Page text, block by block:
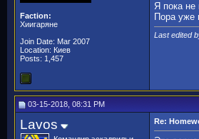
Faction:
Хиигаряне
Join Date: Mar 2007
Location: Киев
Posts: 1,457
Я пока не
Пора уже
Last edited
03-15-2018, 08:31 PM
Lavos Re: